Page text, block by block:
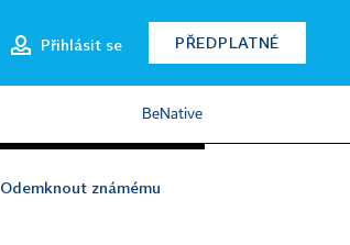
Přihlásit se PŘEDPLATNÉ
BeNative
Odemknout známému